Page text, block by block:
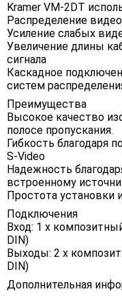
Kramer VM-2DT
Распределение
Усиление слабых
Увеличение длины
сигнала
Каскадное
систем
Преимущества
Высокое качество
полосе пропускания.
Гибкость благодаря
S-Video
Надежность
встроенному
Простота установки
Подключения
Вход: 1 x
DIN)
Выходы: 2 x
DIN)
Дополнительная